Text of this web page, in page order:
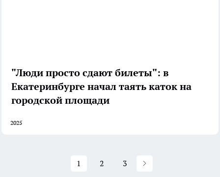
"Люди просто сдают билеты": в
Екатеринбурге начал таять каток на
городской площади
2025
1 2 3